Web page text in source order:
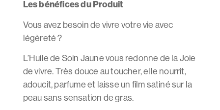
Les bénéfices du Produit
Vous avez besoin de vivre votre vie avec
légèreté ?
L’Huile de Soin Jaune vous redonne de la Joie
de vivre. Très douce au toucher, elle nourrit,
adoucit, parfume et laisse un film satiné sur la
peau sans sensation de gras.